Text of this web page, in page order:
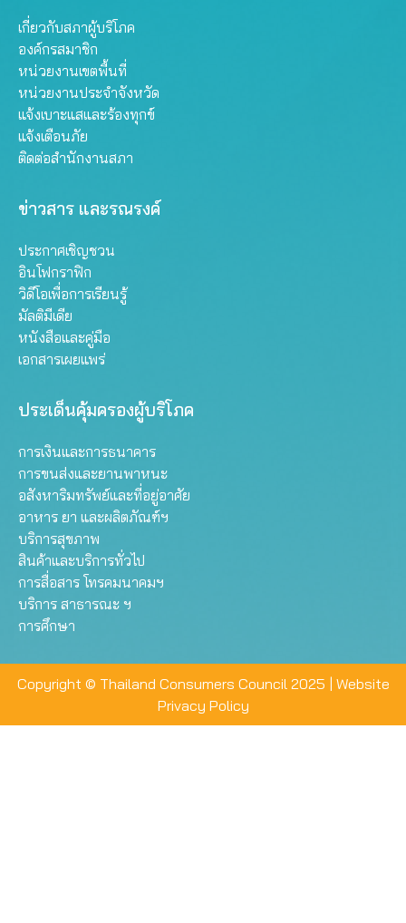
เกี่ยวกับสภาผู้บริโภค
องค์กรสมาชิก
หน่วยงานเขตพื้นที่
หน่วยงานประจำจังหวัด
แจ้งเบาะแสและร้องทุกข์
แจ้งเตือนภัย
ติดต่อสำนักงานสภา
ข่าวสาร และรณรงค์
ประกาศเชิญชวน
อินโฟกราฟิก
วิดีโอเพื่อการเรียนรู้
มัลติมีเดีย
หนังสือและคู่มือ
เอกสารเผยแพร่
ประเด็นคุ้มครองผู้บริโภค
การเงินและการธนาคาร
การขนส่งและยานพาหนะ
อสังหาริมทรัพย์และที่อยู่อาศัย
อาหาร ยา และผลิตภัณฑ์ฯ
บริการสุขภาพ
สินค้าและบริการทั่วไป
การสื่อสาร โทรคมนาคมฯ
บริการ สาธารณะ ฯ
การศึกษา
Copyright © Thailand Consumers Council 2025 | Website
Privacy Policy